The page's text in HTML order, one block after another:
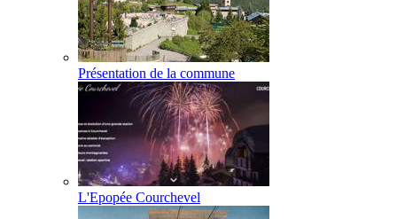
Présentation de la commune
L'Epopée Courchevel